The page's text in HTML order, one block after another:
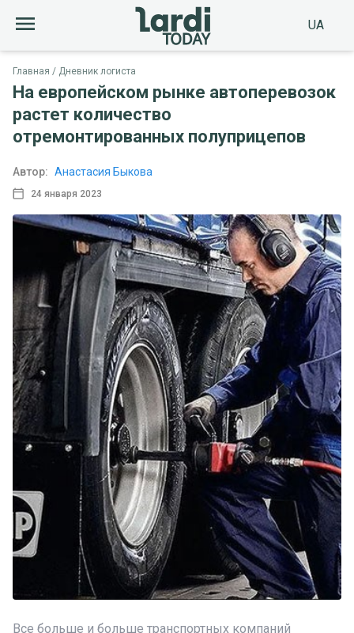
UA
Главная Дневник логиста
На европейском рынке автоперевозок
растет количество
отремонтированных полуприцепов
24 января 2023
Автор: Анастасия Быкова
Все больше и больше транспортных компаний